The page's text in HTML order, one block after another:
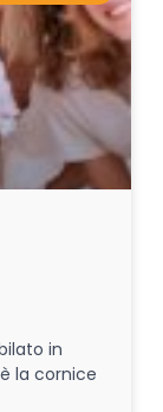
in
la cornice